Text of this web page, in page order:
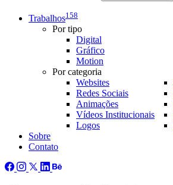
Trabalhos158
Por tipo
Digital
Gráfico
Motion
Por categoria
Websites
Redes Sociais
Animações
Vídeos Institucionais
Logos
Sobre
Contato